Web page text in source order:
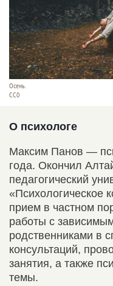
Осень.
СС0
О психологе
Максим Панов —
года. Окончил
педагогический
«Психологическое
прием в частном
работы с
родственниками в
консультаций,
занятия, а также
темы.